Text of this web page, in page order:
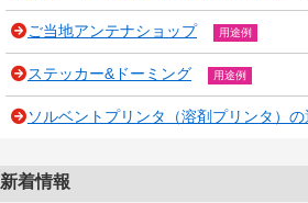
ご当地アンテナショップ 用途例
ステッカー&ドーミング 用途例
ソルベントプリンタ（溶剤プリンタ）
新着情報